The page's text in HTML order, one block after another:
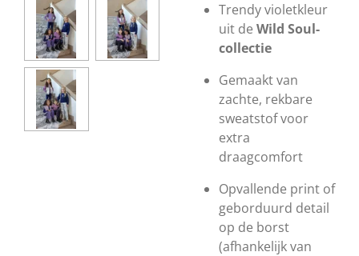
Trendy violetkleur
uit de Wild Soul-
collectie
Gemaakt van
zachte, rekbare
sweatstof voor
extra
draagcomfort
Opvallende print of
geborduurd detail
op de borst
(afhankelijk van